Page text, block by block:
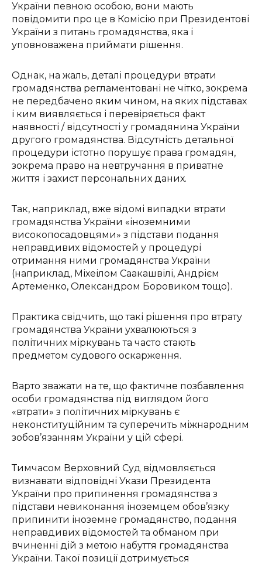
України певною особою, вони мають
повідомити про це в Комісію при Президентові
України з питань громадянства, яка і
уповноважена приймати рішення.
Однак, на жаль, деталі процедури втрати
громадянства регламентовані не чітко, зокрема
не передбачено яким чином, на яких підставах
і ким виявляється і перевіряється факт
наявності / відсутності у громадянина України
другого громадянства. Відсутність детальної
процедури істотно порушує права громадян,
зокрема право на невтручання в приватне
життя і захист персональних даних.
Так, наприклад, вже відомі випадки втрати
громадянства України «іноземними
високопосадовцями» з підстави подання
неправдивих відомостей у процедурі
отримання ними громадянства України
(наприклад, Міхеілом Саакашвілі, Андрієм
Артеменко, Олександром Боровиком тощо).
Практика свідчить, що такі рішення про втрату
громадянства України ухвалюються з
політичних міркувань та часто стають
предметом судового оскарження.
Варто зважати на те, що фактичне позбавлення
особи громадянства під виглядом його
«втрати» з політичних міркувань є
неконституційним та суперечить міжнародним
зобов’язанням України у цій сфері.
Тимчасом Верховний Суд відмовляється
визнавати відповідні Укази Президента
України про припинення громадянства з
підстави невиконання іноземцем обов’язку
припинити іноземне громадянство, подання
неправдивих відомостей та обманом при
вчиненні дій з метою набуття громадянства
України. Такої позиції дотримується